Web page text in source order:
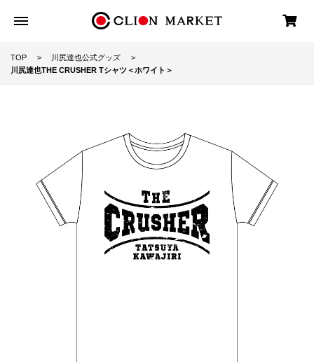
TOP
川尻達也公式グッズ
川尻達也THE CRUSHER Tシャツ＜ホワイト＞